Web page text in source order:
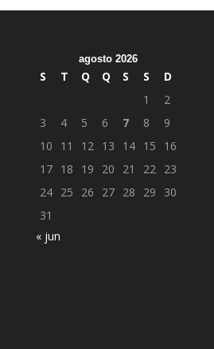
agosto 2026
S T Q Q S S
D
1
2
3
4 5 6 7 8
9
10
11 12 13 14 15
16
17 18 19 20 21 22 23
24 25 26 27 28 29
30
31
« jun